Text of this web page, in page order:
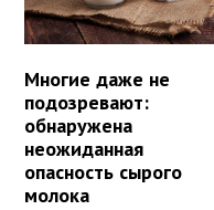
Многие даже не
подозревают:
обнаружена
неожиданная
опасность сырого
молока